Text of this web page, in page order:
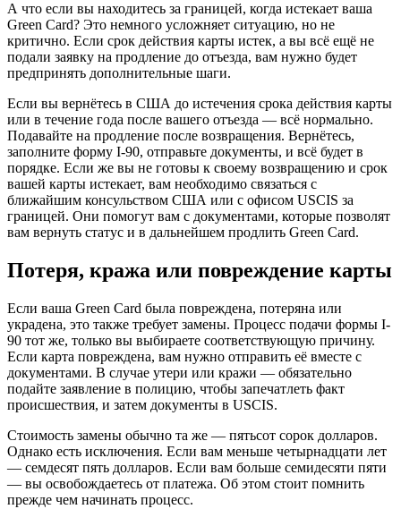
А что если вы находитесь за границей, когда истекает ваша
Green Card? Это немного усложняет ситуацию, но не
критично. Если срок действия карты истек, а вы всё ещё не
подали заявку на продление до отъезда, вам нужно будет
предпринять дополнительные шаги.
Если вы вернётесь в США до истечения срока действия карты
или в течение года после вашего отъезда — всё нормально.
Подавайте на продление после возвращения. Вернётесь,
заполните форму I-90, отправьте документы, и всё будет в
порядке. Если же вы не готовы к своему возвращению и срок
вашей карты истекает, вам необходимо связаться с
ближайшим консульством США или с офисом USCIS за
границей. Они помогут вам с документами, которые позволят
вам вернуть статус и в дальнейшем продлить Green Card.
Потеря, кража или повреждение карты
Если ваша Green Card была повреждена, потеряна или
украдена, это также требует замены. Процесс подачи формы I-
90 тот же, только вы выбираете соответствующую причину.
Если карта повреждена, вам нужно отправить её вместе с
документами. В случае утери или кражи — обязательно
подайте заявление в полицию, чтобы запечатлеть факт
происшествия, и затем документы в USCIS.
Стоимость замены обычно та же — пятьсот сорок долларов.
Однако есть исключения. Если вам меньше четырнадцати лет
— семдесят пять долларов. Если вам больше семидесяти пяти
— вы освобождаетесь от платежа. Об этом стоит помнить
прежде чем начинать процесс.